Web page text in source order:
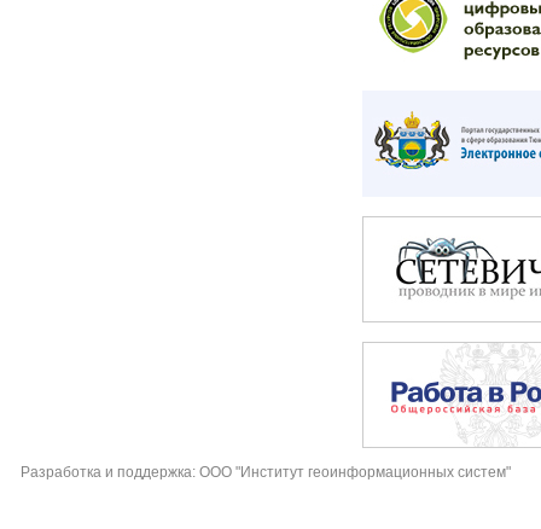
Разработка и поддержка: ООО "Институт геоинформационных систем"